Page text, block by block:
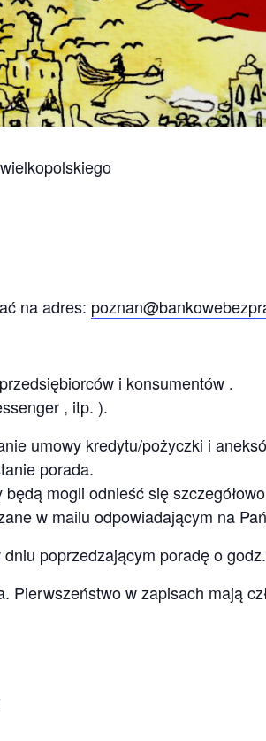
na adres:
i konsumentów .
, itp. ).
umowy kredytu/pożyczki i
porada.
mogli odnieść się
w mailu odpowiadającym na
poprzedzającym poradę o
Pierwszeństwo w zapisach mają